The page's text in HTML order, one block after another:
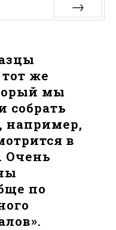
же
мы
собрать
например,
в
Очень
по